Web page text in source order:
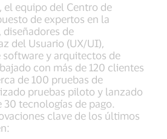
el equipo del Centro de
de expertos en la
diseñadores de
del Usuario (UX/UI),
software y arquitectos de
con más de 120 clientes
de 100 pruebas de
pruebas piloto y lanzado
30 tecnologías de pago.
clave de los últimos